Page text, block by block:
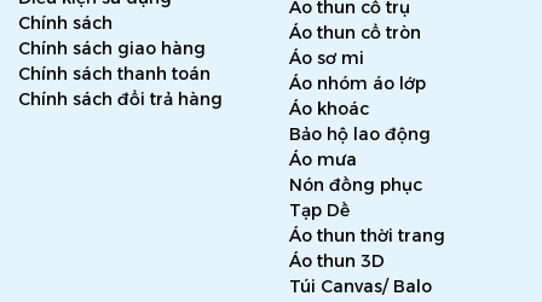
Chính sách
Chính sách giao hàng
Chính sách thanh toán
Chính sách đổi trả hàng
Áo thun cổ trụ
Áo thun cổ tròn
Áo sơ mi
Áo nhóm áo lớp
Áo khoác
Bảo hộ lao động
Áo mưa
Nón đồng phục
Tạp Dề
Áo thun thời trang
Áo thun 3D
Túi Canvas/ Balo